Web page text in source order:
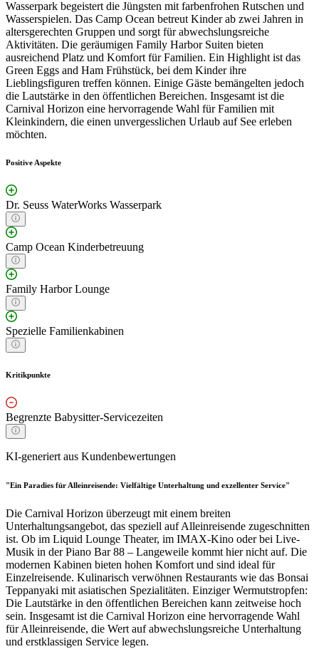
Wasserpark begeistert die Jüngsten mit farbenfrohen Rutschen und
Wasserspielen. Das Camp Ocean betreut Kinder ab zwei Jahren in
altersgerechten Gruppen und sorgt für abwechslungsreiche
Aktivitäten. Die geräumigen Family Harbor Suiten bieten
ausreichend Platz und Komfort für Familien. Ein Highlight ist das
Green Eggs and Ham Frühstück, bei dem Kinder ihre
Lieblingsfiguren treffen können. Einige Gäste bemängelten jedoch
die Lautstärke in den öffentlichen Bereichen. Insgesamt ist die
Carnival Horizon eine hervorragende Wahl für Familien mit
Kleinkindern, die einen unvergesslichen Urlaub auf See erleben
möchten.
Positive Aspekte
Dr. Seuss WaterWorks Wasserpark
Camp Ocean Kinderbetreuung
Family Harbor Lounge
Spezielle Familienkabinen
Kritikpunkte
Begrenzte Babysitter-Servicezeiten
KI-generiert aus Kundenbewertungen
"Ein Paradies für Alleinreisende: Vielfältige Unterhaltung und exzellenter Service"
Die Carnival Horizon überzeugt mit einem breiten
Unterhaltungsangebot, das speziell auf Alleinreisende zugeschnitten
ist. Ob im Liquid Lounge Theater, im IMAX-Kino oder bei Live-
Musik in der Piano Bar 88 – Langeweile kommt hier nicht auf. Die
modernen Kabinen bieten hohen Komfort und sind ideal für
Einzelreisende. Kulinarisch verwöhnen Restaurants wie das Bonsai
Teppanyaki mit asiatischen Spezialitäten. Einziger Wermutstropfen:
Die Lautstärke in den öffentlichen Bereichen kann zeitweise hoch
sein. Insgesamt ist die Carnival Horizon eine hervorragende Wahl
für Alleinreisende, die Wert auf abwechslungsreiche Unterhaltung
und erstklassigen Service legen.